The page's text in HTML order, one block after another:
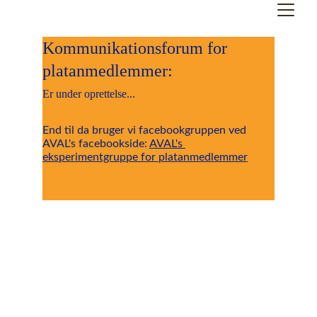
Kommunikationsforum for
platanmedlemmer:
Er under oprettelse...
End til da bruger vi facebookgruppen ved
AVAL's facebookside: AVAL's
eksperimentgruppe for platanmedlemmer